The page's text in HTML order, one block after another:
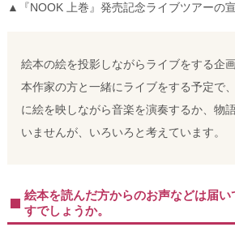
▲『NOOK 上巻』発売記念ライブツアーの
絵本の絵を投影しながらライブをする企
本作家の方と一緒にライブをする予定で
に絵を映しながら音楽を演奏するか、物
いませんが、いろいろと考えています。
絵本を読んだ方からのお声などは届い
すでしょうか。